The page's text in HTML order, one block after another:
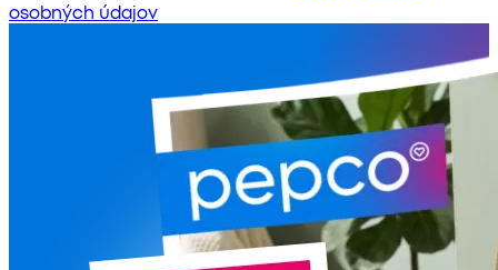
osobných údajov